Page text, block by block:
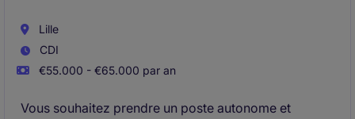
Lille
CDI
€55.000 - €65.000 par an
Vous souhaitez prendre un poste autonome et